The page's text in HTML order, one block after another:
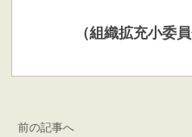
（組織拡充小委
前の記事へ